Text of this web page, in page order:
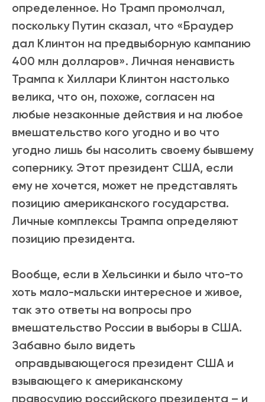
определенное. Но Трамп промолчал,
поскольку Путин сказал, что «Браудер
дал Клинтон на предвыборную кампанию
400 млн долларов». Личная ненависть
Трампа к Хиллари Клинтон настолько
велика, что он, похоже, согласен на
любые незаконные действия и на любое
вмешательство кого угодно и во что
угодно лишь бы насолить своему бывшему
сопернику. Этот президент США, если
ему не хочется, может не представлять
позицию американского государства.
Личные комплексы Трампа определяют
позицию президента.
Вообще, если в Хельсинки и было что-то
хоть мало-мальски интересное и живое,
так это ответы на вопросы про
вмешательство России в выборы в США.
Забавно было видеть
оправдывающегося президент США и
взывающего к американскому
правосудию российского президента – и